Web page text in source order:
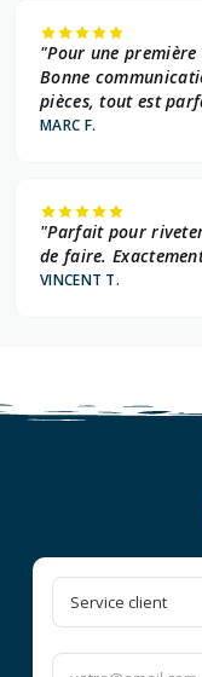
"Pour une
Bonne
pièces, tout est
MARC F.
"Parfait pour
de faire.
VINCENT T.